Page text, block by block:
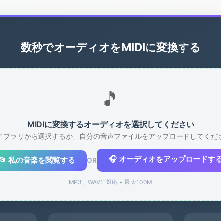
数秒でオーディオをMIDIに変換する
🎵
MIDIに変換するオーディオを選択してください
ブラリから選択するか、自分の音声ファイルをアップロードしてくだ
私の音楽を閲覧する OR 🎧 オーディオをアップロードす
MP3、WAVに対応 • 最大100M